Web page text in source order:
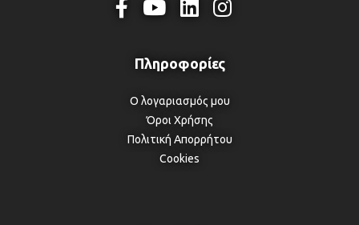
Ο λογαριασμός μου
Όροι Χρήσης
Πολιτική Απορρήτου
Cookies